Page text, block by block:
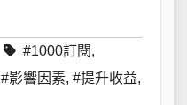
#1000訂閱,
#影響因素, #提升收益,